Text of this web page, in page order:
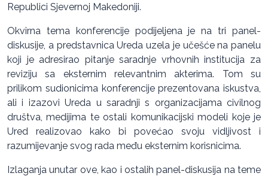
Republici Sjevernoj Makedoniji.
Okvirna tema konferencije podijeljena je na tri panel-
diskusije, a predstavnica Ureda uzela je učešće na panelu
koji je adresirao pitanje saradnje vrhovnih institucija za
reviziju sa eksternim relevantnim akterima. Tom su
prilikom sudionicima konferencije prezentovana iskustva,
ali i izazovi Ureda u saradnji s organizacijama civilnog
društva, medijima te ostali komunikacijski modeli koje je
Ured realizovao kako bi povećao svoju vidljivost i
razumijevanje svog rada među eksternim korisnicima.
Izlaganja unutar ove, kao i ostalih panel-diskusija na teme